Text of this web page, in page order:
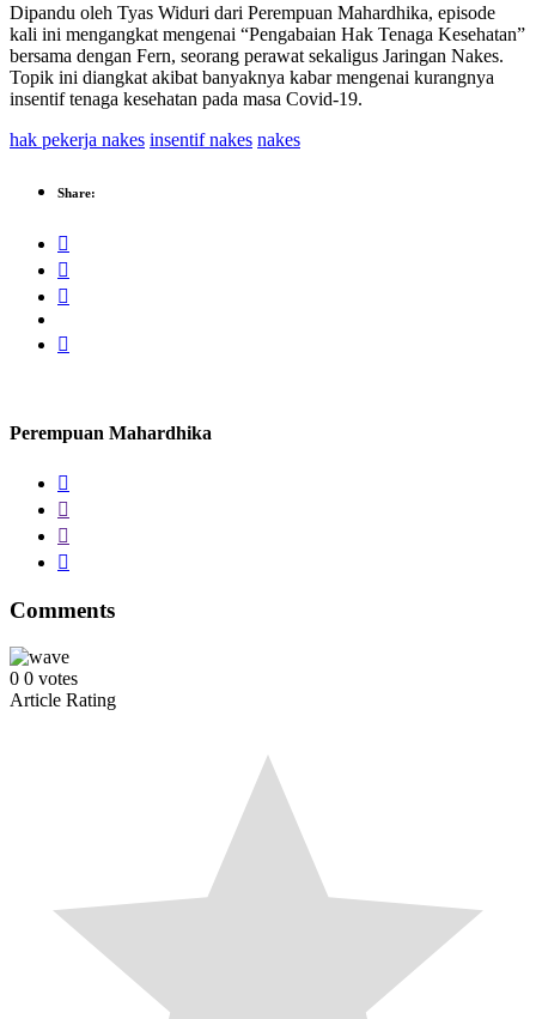
Dipandu oleh Tyas Widuri dari Perempuan Mahardhika, episode
kali ini mengangkat mengenai “Pengabaian Hak Tenaga Kesehatan”
bersama dengan Fern, seorang perawat sekaligus Jaringan Nakes.
Topik ini diangkat akibat banyaknya kabar mengenai kurangnya
insentif tenaga kesehatan pada masa Covid-19.
hak pekerja nakes insentif nakes nakes
Share:
Perempuan Mahardhika
Comments
0 0 votes
Article Rating